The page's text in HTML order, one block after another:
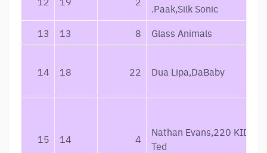
.Paak,Silk Sonic
13
13 8 Glass Animals
14 18 22 Dua Lipa,DaBaby
15 14 4
Nathan Evans,220
Ted